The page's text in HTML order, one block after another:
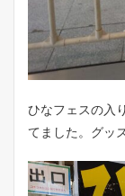
ひなフェスの入
てました。グッ